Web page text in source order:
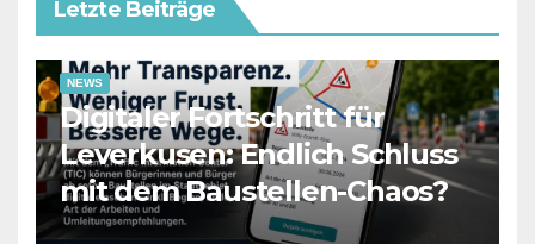
Letzte Beiträge
NEWS
Digitaler Fortschritt für
Leverkusen: Endlich Schluss
mit dem Baustellen-Chaos?